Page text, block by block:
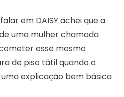
em DAISY achei que a
uma mulher chamada
esse mesmo
de piso tátil quando o
explicação bem básica